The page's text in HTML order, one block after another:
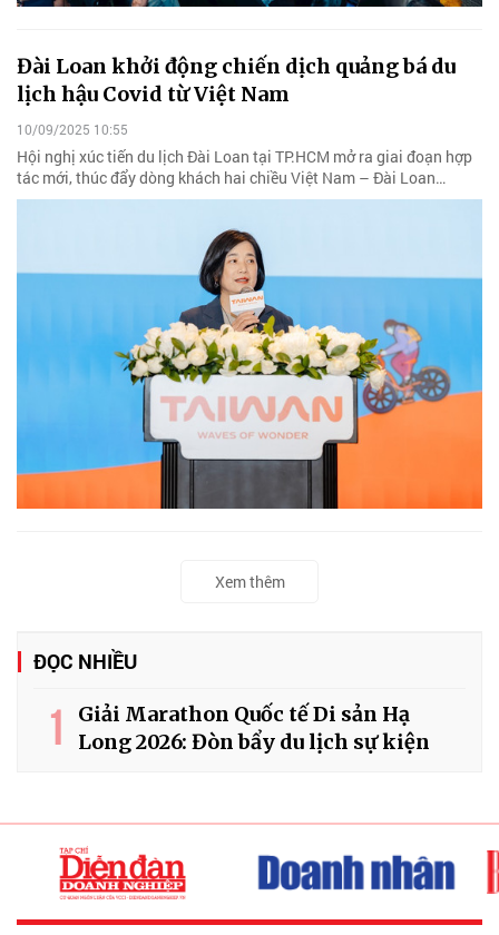
Đài Loan khởi động chiến dịch quảng bá du
lịch hậu Covid từ Việt Nam
10/09/2025 10:55
Hội nghị xúc tiến du lịch Đài Loan tại TP.HCM mở ra giai đoạn hợp
tác mới, thúc đẩy dòng khách hai chiều Việt Nam – Đài Loan…
Xem thêm
ĐỌC NHIỀU
1
Giải Marathon Quốc tế Di sản Hạ
Long 2026: Đòn bẩy du lịch sự kiện